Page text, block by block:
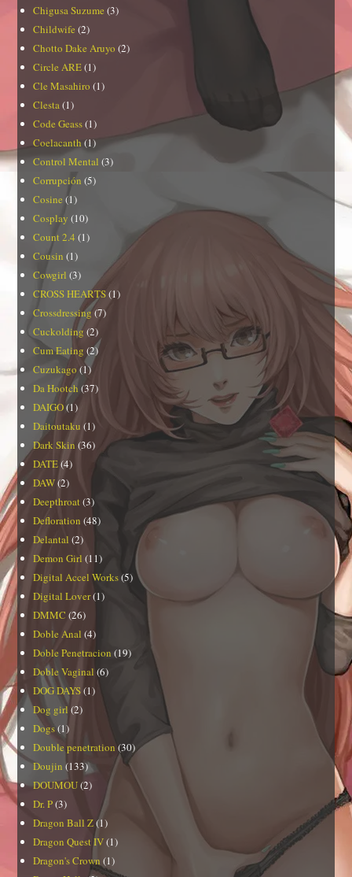
Chigusa Suzume (3)
Childwife (2)
Chotto Dake Aruyo (2)
Circle ARE(1)
Cle Masahiro (1)
Clesta (1)
Code Geass(1)
Coelacanth (1)
Control Mental (3)
Corrupción (5)
Cosine (1)
Cosplay (10)
Count 2.4 (1)
Cousin (1)
Cowgirl (3)
CROSS HEARTS(1)
Crossdressing(7)
Cuckolding (2)
Cum Eating (2)
Cuzukago (1)
Da Hootch (37)
DAIGO(1)
Daitoutaku (1)
Dark Skin (36)
DATE(4)
DAW(2)
Deepthroat (3)
Defloration (48)
Delantal (2)
Demon Girl (11)
Digital Accel Works(5)
Digital Lover(1)
DMMC (26)
Doble Anal (4)
Doble Penetracion (19)
Doble Vaginal (6)
DOG DAYS(1)
Dog girl (2)
Dogs(1)
Double penetration (30)
Doujin (133)
DOUMOU(2)
Dr. P(3)
Dragon Ball Z(1)
Dragon Quest IV(1)
Dragon's Crown (1)